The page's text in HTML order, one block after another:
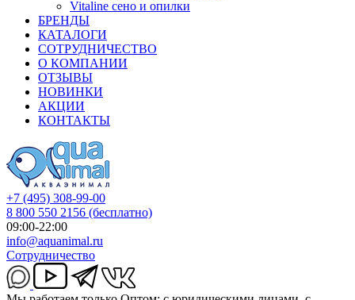
Vitaline сено и опилки
БРЕНДЫ
КАТАЛОГИ
СОТРУДНИЧЕСТВО
О КОМПАНИИ
ОТЗЫВЫ
НОВИНКИ
АКЦИИ
КОНТАКТЫ
+7 (495) 308-99-00
8 800 550 2156 (бесплатно)
09:00-22:00
info@aquanimal.ru
Сотрудничество